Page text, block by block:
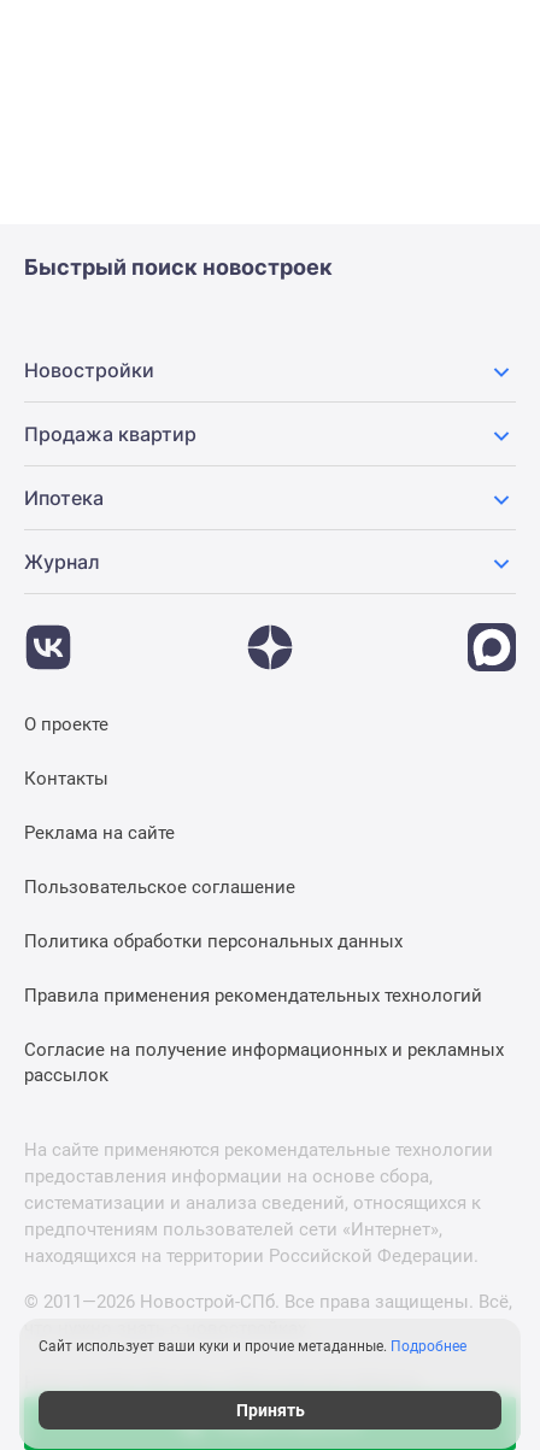
Акции в августе
Быстрый поиск новостроек
Новостройки
Продажа квартир
Ипотека
Журнал
О проекте
Контакты
Реклама на сайте
Пользовательское соглашение
Политика обработки персональных данных
Правила применения рекомендательных технологий
Согласие на получение информационных и рекламных
рассылок
На сайте применяются рекомендательные технологии
предоставления информации на основе сбора,
систематизации и анализа сведений, относящихся к
предпочтениям пользователей сети «Интернет»,
находящихся на территории Российской Федерации.
© 2011—2026 Новострой-СПб. Все права защищены. Всё,
Сайт использует ваши куки и прочие метаданные. Подробнее
Принять